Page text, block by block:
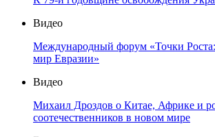
Видео
Международный форум «Точки
мир Евразии»
Видео
Михаил Дроздов о Китае, Африке и
соотечественников в новом мире